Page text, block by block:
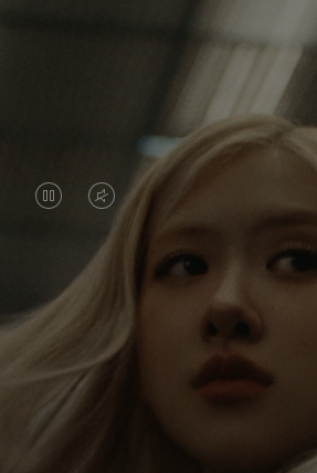
DAS
VIDEO
IST
ANGEHALTEN,
BITTE
DRÜCKEN
VIDEO
IST
BITTE
KLICKEN
Rosé erkundet die Welt non-
Reise erhält sie neue
bleibenden Eindruck bei ihr
neuen Ziel entdeckt sie die Welt